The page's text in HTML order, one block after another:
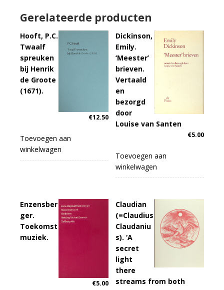
de
Hollandse
vrijheid.
aantal
Gerelateerde producten
Hooft, P.C.
Twaalf
spreuken
bij Henrik
de Groote
(1671).
€12.50
Toevoegen aan
winkelwagen
Dickinson,
Emily.
‘Meester’
brieven.
Vertaald
en
bezorgd
door
Louise van Santen
€5.00
Toevoegen aan
winkelwagen
Enzensber
ger.
Toekomst
muziek.
€5.00
Claudian
(=Claudius
Claudaniu
s). ‘A
secret
light
there
streams from both